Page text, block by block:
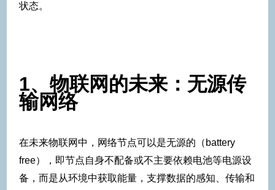
状态。
1、物联网的未来：无源传
输网络
在未来物联网中，网络节点可以是无源的（battery
free），即节点自身不配备或不主要依赖电池等电源设
备，而是从环境中获取能量，支撑数据的感知、传输和